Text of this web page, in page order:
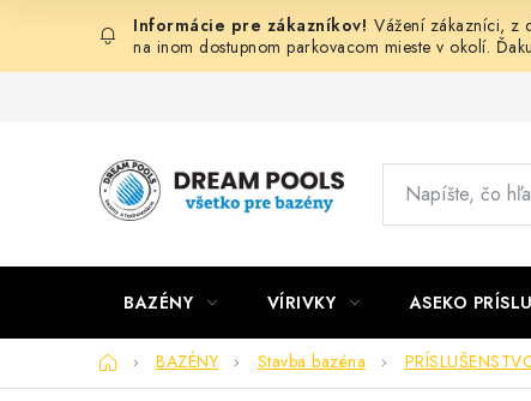
obsah
Vážení zákazníci, z
na inom dostupnom parkovacom mieste v okolí.
BAZÉNY VÍRIVKY ASEKO
DomovBAZÉNY Stavba bazéna